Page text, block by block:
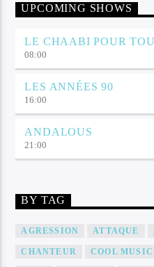
UPCOMING SHOWS
LE CHAABI POUR
08:00
LES ANNÉES 90
16:00
ANDALOUS
21:00
BY TAG
AGRESSION ATTAQUE
CHANTEUR COOL MUSIC